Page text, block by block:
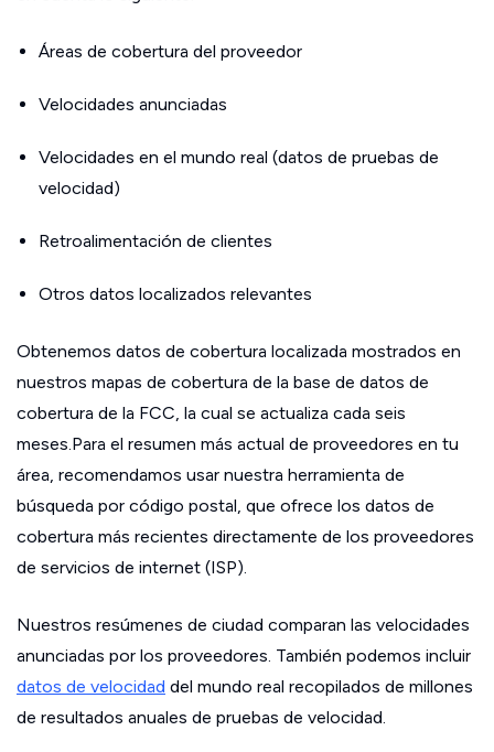
Áreas de cobertura del proveedor
Velocidades anunciadas
Velocidades en el mundo real (datos de pruebas de
velocidad)
Retroalimentación de clientes
Otros datos localizados relevantes
Obtenemos datos de cobertura localizada mostrados en
nuestros mapas de cobertura de la base de datos de
cobertura de la FCC, la cual se actualiza cada seis
meses.Para el resumen más actual de proveedores en tu
área, recomendamos usar nuestra herramienta de
búsqueda por código postal, que ofrece los datos de
cobertura más recientes directamente de los proveedores
de servicios de internet (ISP).
Nuestros resúmenes de ciudad comparan las velocidades
anunciadas por los proveedores. También podemos incluir
datos de velocidad del mundo real recopilados de millones
de resultados anuales de pruebas de velocidad.